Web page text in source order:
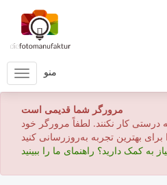
منو
مرورگر شما قدیمی است
کار نکنند. لطفاً مرورگر خود